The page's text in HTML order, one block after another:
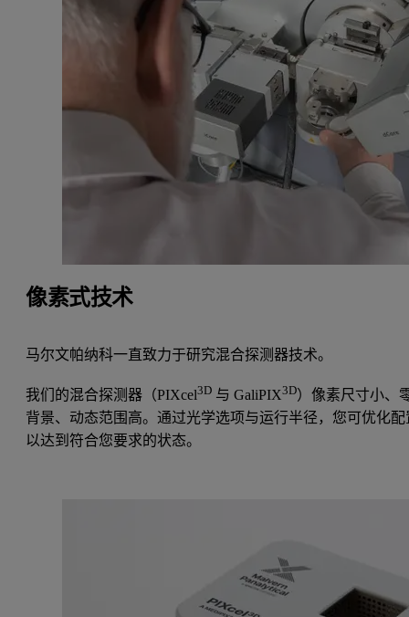
像素式技术
马尔文帕纳科一直致力于研究混合探测器技术。
我们的混合探测器（PIXcel3D 与 GaliPIX3D）像素尺寸小、
背景、动态范围高。通过光学选项与运行半径，您可优化配
以达到符合您要求的状态。